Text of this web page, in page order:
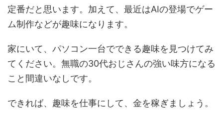
定番だと思います。加えて、最近はAIの登場でゲー
ム制作などが趣味になります。
家にいて、パソコン一台でできる趣味を見つけてみ
てください。無職の30代おじさんの強い味方になる
こと間違いなしです。
できれば、趣味を仕事にして、金を稼ぎましょう。